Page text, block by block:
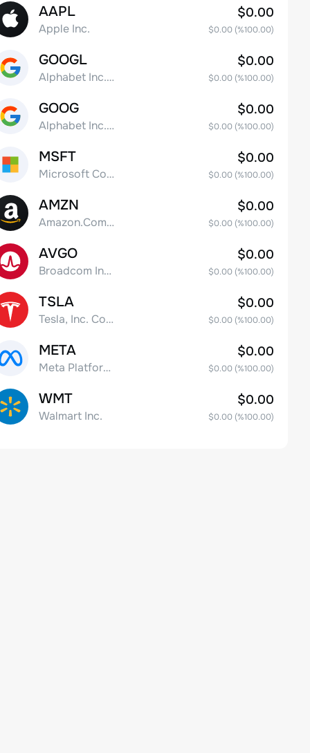
AAPL
Apple Inc.
$0.00
$0.00(%100.00)
GOOGL
Alphabet Inc. Class A Common Stock
$0.00
$0.00(%100.00)
GOOG
Alphabet Inc. Class C Capital Stock
$0.00
$0.00(%100.00)
MSFT
Microsoft Corp
$0.00
$0.00(%100.00)
AMZN
Amazon.Com Inc
$0.00
$0.00(%100.00)
AVGO
Broadcom Inc. Common Stock
$0.00
$0.00(%100.00)
TSLA
Tesla, Inc. Common Stock
$0.00
$0.00(%100.00)
META
Meta Platforms, Inc. Class A Common Stock
$0.00
$0.00(%100.00)
WMT
Walmart Inc.
$0.00
$0.00(%100.00)